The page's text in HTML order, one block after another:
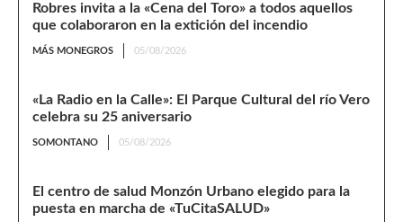
Robres invita a la «Cena del Toro» a todos aquellos
que colaboraron en la extición del incendio
MÁS MONEGROS 05/08/2026
«La Radio en la Calle»: El Parque Cultural del río Vero
celebra su 25 aniversario
SOMONTANO 05/08/2026
El centro de salud Monzón Urbano elegido para la
puesta en marcha de «TuCitaSALUD»